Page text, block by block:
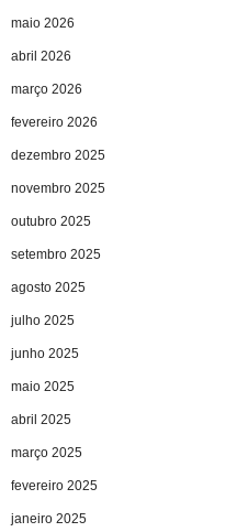
maio 2026
abril 2026
março 2026
fevereiro 2026
dezembro 2025
novembro 2025
outubro 2025
setembro 2025
agosto 2025
julho 2025
junho 2025
maio 2025
abril 2025
março 2025
fevereiro 2025
janeiro 2025